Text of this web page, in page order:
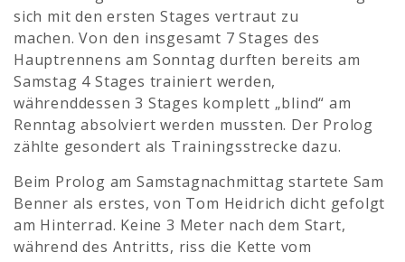
sich mit den ersten Stages vertraut zu
machen. Von den insgesamt 7 Stages des
Hauptrennens am Sonntag durften bereits am
Samstag 4 Stages trainiert werden,
währenddessen 3 Stages komplett „blind“ am
Renntag absolviert werden mussten. Der Prolog
zählte gesondert als Trainingsstrecke dazu.
Beim Prolog am Samstagnachmittag startete Sam
Benner als erstes, von Tom Heidrich dicht gefolgt
am Hinterrad. Keine 3 Meter nach dem Start,
während des Antritts, riss die Kette vom